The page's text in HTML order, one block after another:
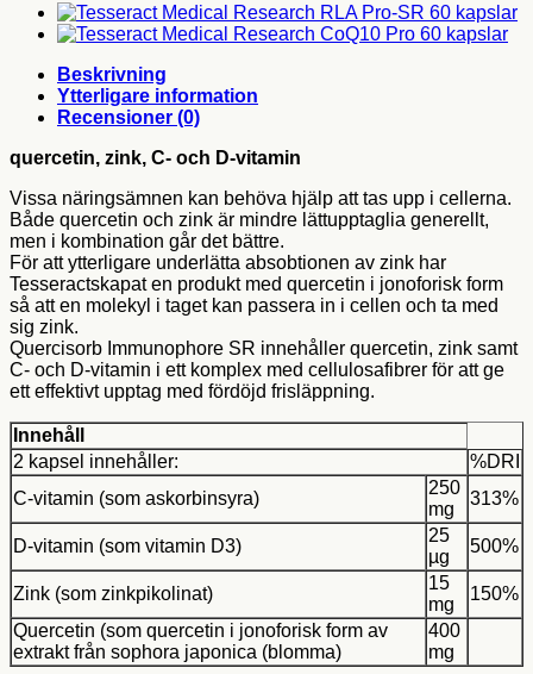
Beskrivning
Ytterligare information
Recensioner (0)
quercetin, zink, C- och D-vitamin
Vissa näringsämnen kan behöva hjälp att tas upp i cellerna.
Både quercetin och zink är mindre lättupptaglia generellt,
men i kombination går det bättre.
För att ytterligare underlätta absobtionen av zink har
Tesseractskapat en produkt med quercetin i jonoforisk form
så att en molekyl i taget kan passera in i cellen och ta med
sig zink.
Quercisorb Immunophore SR innehåller quercetin, zink samt
C- och D-vitamin i ett komplex med cellulosafibrer för att ge
ett effektivt upptag med fördöjd frisläppning.
Innehåll
2 kapsel innehåller:
%DRI
C-vitamin (som askorbinsyra)
250
mg
313%
D-vitamin (som vitamin D3)
25
µg
500%
Zink (som zinkpikolinat)
15
mg
150%
Quercetin (som quercetin i jonoforisk form av
extrakt från sophora japonica (blomma)
400
mg